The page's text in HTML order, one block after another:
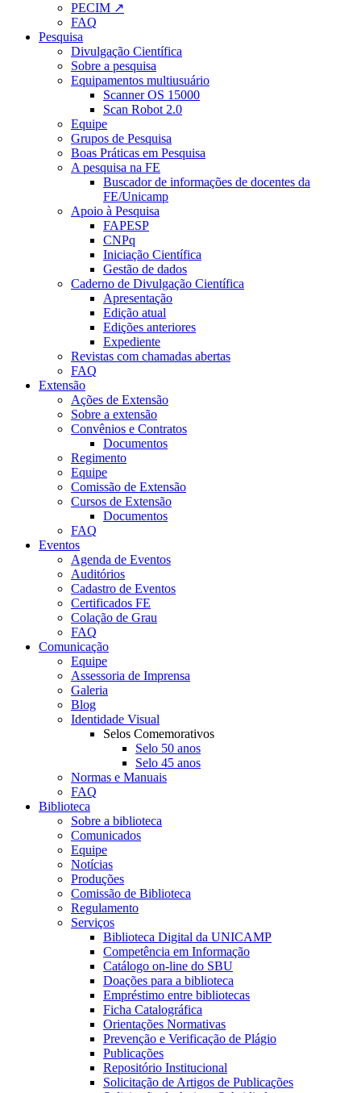
PECIM ↗
FAQ
Pesquisa
Divulgação Científica
Sobre a pesquisa
Equipamentos multiusuário
Scanner OS 15000
Scan Robot 2.0
Equipe
Grupos de Pesquisa
Boas Práticas em Pesquisa
A pesquisa na FE
Buscador de informações de docentes da
FE/Unicamp
Apoio à Pesquisa
FAPESP
CNPq
Iniciação Científica
Gestão de dados
Caderno de Divulgação Científica
Apresentação
Edição atual
Edições anteriores
Expediente
Revistas com chamadas abertas
FAQ
Extensão
Ações de Extensão
Sobre a extensão
Convênios e Contratos
Documentos
Regimento
Equipe
Comissão de Extensão
Cursos de Extensão
Documentos
FAQ
Eventos
Agenda de Eventos
Auditórios
Cadastro de Eventos
Certificados FE
Colação de Grau
FAQ
Comunicação
Equipe
Assessoria de Imprensa
Galeria
Blog
Identidade Visual
Selos Comemorativos
Selo 50 anos
Selo 45 anos
Normas e Manuais
FAQ
Biblioteca
Sobre a biblioteca
Comunicados
Equipe
Notícias
Produções
Comissão de Biblioteca
Regulamento
Serviços
Biblioteca Digital da UNICAMP
Competência em Informação
Catálogo on-line do SBU
Doações para a biblioteca
Empréstimo entre bibliotecas
Ficha Catalográfica
Orientações Normativas
Prevenção e Verificação de Plágio
Publicações
Repositório Institucional
Solicitação de Artigos de Publicações